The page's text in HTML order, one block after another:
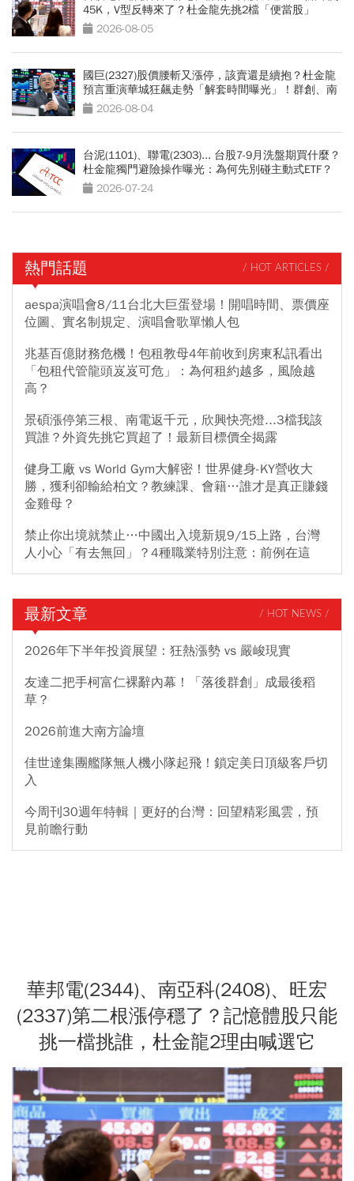
45K，V型反轉來了？杜金龍先挑2檔「便當股」
2026-08-05
國巨(2327)股價腰斬又漲停，該賣還是續抱？杜金龍
預言重演華城狂飆走勢「解套時間曝光」！群創、南
亞科也點名
2026-08-04
台泥(1101)、聯電(2303)... 台股7-9月洗盤期買什麼？
杜金龍獨門避險操作曝光：為何先別碰主動式ETF？
2026-07-24
熱門話題 / HOT ARTICLES /
aespa演唱會8/11台北大巨蛋登場！開唱時間、票價座
位圖、實名制規定、演唱會歌單懶人包
兆基百億財務危機！包租教母4年前收到房東私訊看出
「包租代管龍頭岌岌可危」：為何租約越多，風險越
高？
景碩漲停第三根、南電返千元，欣興快亮燈...3檔我該
買誰？外資先挑它買超了！最新目標價全揭露
健身工廠 vs World Gym大解密！世界健身-KY營收大
勝，獲利卻輸給柏文？教練課、會籍…誰才是真正賺錢
金雞母？
禁止你出境就禁止…中國出入境新規9/15上路，台灣
人小心「有去無回」？4種職業特別注意：前例在這
最新文章 / HOT NEWS /
2026年下半年投資展望：狂熱漲勢 vs 嚴峻現實
友達二把手柯富仁裸辭內幕！「落後群創」成最後稻
草？
2026前進大南方論壇
佳世達集團艦隊無人機小隊起飛！鎖定美日頂級客戶切
入
今周刊30週年特輯｜更好的台灣：回望精彩風雲，預
見前瞻行動
華邦電(2344)、南亞科(2408)、旺宏
(2337)第二根漲停穩了？記憶體股只能
挑一檔挑誰，杜金龍2理由喊選它